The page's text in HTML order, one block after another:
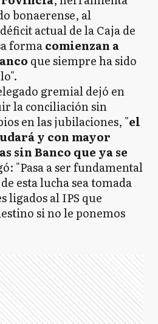
bonaerense, al
actual de la Caja de
formacomienzan a
que siempre ha sido
gremial dejó en
la conciliación sin
en las jubilaciones, "el
y con mayor
sin Banco que ya se
"Pasa a ser fundamental
esta lucha sea tomada
ligados al IPS que
si no le ponemos